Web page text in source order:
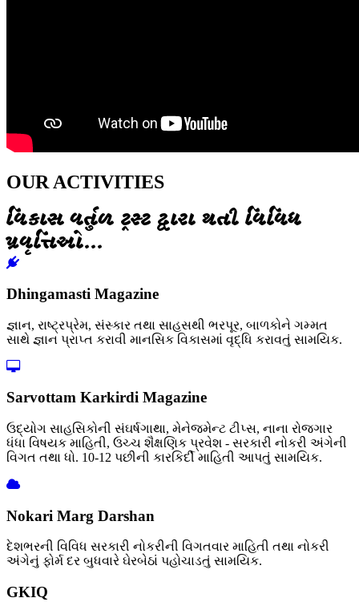
OUR ACTIVITIES
વિકાસ વર્તુળ ટ્રસ્ટ દ્વારા થતી વિવિધ
પ્રવૃત્તિઓ...
Dhingamasti Magazine
જ્ઞાન, રાષ્ટ્રપ્રેમ, સંસ્કાર તથા સાહસથી ભરપૂર, બાળકોને ગમ્મત
સાથે જ્ઞાન પ્રાપ્ત કરાવી માનસિક વિકાસમાં વૃદ્ધિ કરાવતું સામયિક.
Sarvottam Karkirdi Magazine
ઉદ્યોગ સાહસિકોની સંઘર્ષગાથા, મેનેજમેન્ટ ટીપ્સ, નાના રોજગાર
ધંધા વિષયક માહિતી, ઉચ્ચ શૈક્ષણિક પ્રવેશ - સરકારી નોકરી અંગેની
વિગત તથા ધો. 10-12 પછીની કારકિર્દી માહિતી આપતું સામયિક.
Nokari Marg Darshan
દેશભરની વિવિધ સરકારી નોકરીની વિગતવાર માહિતી તથા નોકરી
અંગેનું ફોર્મ દર બુધવારે ઘેરબેઠાં પહોચાડતું સામયિક.
GKIQ